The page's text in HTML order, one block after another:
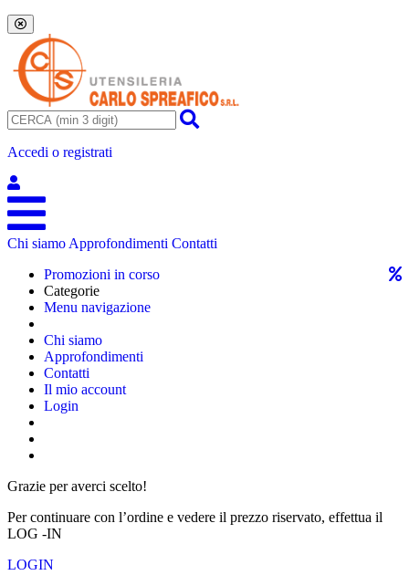
Accedi o registrati
Chi siamo Approfondimenti Contatti
Promozioni in corso
Categorie
Menu navigazione
Chi siamo
Approfondimenti
Contatti
Il mio account
Login
Grazie per averci scelto!
Per continuare con l’ordine e vedere il prezzo riservato, effettua il
LOG -IN
LOGIN